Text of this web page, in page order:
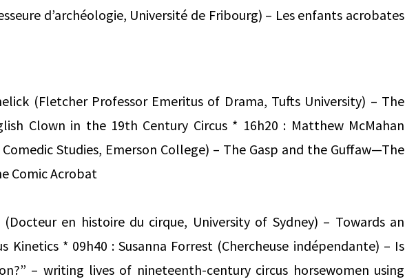
d’archéologie, Université de Fribourg) – Les enfants acrobates
(Fletcher Professor Emeritus of Drama, Tufts University) – The
Clown in the 19th Century Circus * 16h20 : Matthew McMahan
Studies, Emerson College) – The Gasp and the Guffaw—The
Comic Acrobat
en histoire du cirque, University of Sydney) – Towards an
Kinetics * 09h40 : Susanna Forrest (Chercheuse indépendante) – Is
– writing lives of nineteenth-century circus horsewomen using